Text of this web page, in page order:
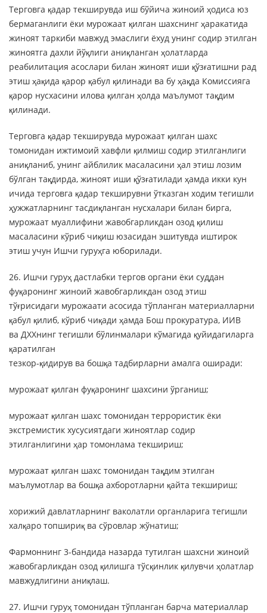
Терговга қадар текширувда иш бўйича жиноий ҳодиса юз
бермаганлиги ёки мурожаат қилган шахснинг ҳаракатида
жиноят таркиби мавжуд эмаслиги ёхуд унинг содир этилган
жиноятга дахли йўқлиги аниқланган ҳолатларда
реабилитация асослари билан жиноят иши қўзғатишни рад
этиш ҳақида қарор қабул қилинади ва бу ҳақда Комиссияга
қарор нусхасини илова қилган ҳолда маълумот тақдим
қилинади.
Терговга қадар текширувда мурожаат қилган шахс
томонидан ижтимоий хавфли қилмиш содир этилганлиги
аниқланиб, унинг айблилик масаласини ҳал этиш лозим
бўлган тақдирда, жиноят иши қўзғатилади ҳамда икки кун
ичида терговга қадар текширувни ўтказган ходим тегишли
ҳужжатларнинг тасдиқланган нусхалари билан бирга,
мурожаат муаллифини жавобгарликдан озод қилиш
масаласини кўриб чиқиш юзасидан эшитувда иштирок
этиш учун Ишчи гуруҳга юборилади.
26. Ишчи гуруҳ дастлабки тергов органи ёки суддан
фуқаронинг жиноий жавобгарликдан озод этиш
тўғрисидаги мурожаати асосида тўпланган материалларни
қабул қилиб, кўриб чиқади ҳамда Бош прокуратура, ИИВ
ва ДХХнинг тегишли бўлинмалари кўмагида қуйидагиларга
қаратилган
тезкор-қидирув ва бошқа тадбирларни амалга оширади:
мурожаат қилган фуқаронинг шахсини ўрганиш;
мурожаат қилган шахс томонидан террористик ёки
экстремистик хусусиятдаги жиноятлар содир
этилганлигини ҳар томонлама текшириш;
мурожаат қилган шахс томонидан тақдим этилган
маълумотлар ва бошқа ахборотларни қайта текшириш;
хорижий давлатларнинг ваколатли органларига тегишли
халқаро топшириқ ва сўровлар жўнатиш;
Фармоннинг 3-бандида назарда тутилган шахсни жиноий
жавобгарликдан озод қилишга тўсқинлик қилувчи ҳолатлар
мавжудлигини аниқлаш.
27. Ишчи гуруҳ томонидан тўпланган барча материаллар